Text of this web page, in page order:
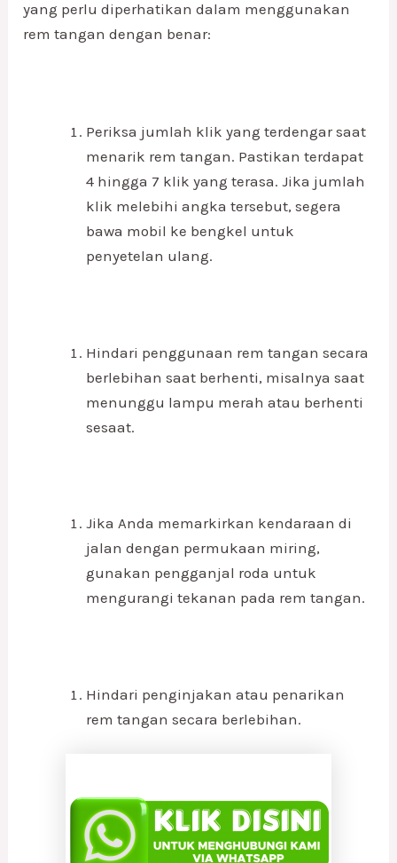
yang perlu diperhatikan dalam menggunakan
rem tangan dengan benar:
Periksa jumlah klik yang terdengar saat
menarik rem tangan. Pastikan terdapat
4 hingga 7 klik yang terasa. Jika jumlah
klik melebihi angka tersebut, segera
bawa mobil ke bengkel untuk
penyetelan ulang.
Hindari penggunaan rem tangan secara
berlebihan saat berhenti, misalnya saat
menunggu lampu merah atau berhenti
sesaat.
Jika Anda memarkirkan kendaraan di
jalan dengan permukaan miring,
gunakan pengganjal roda untuk
mengurangi tekanan pada rem tangan.
Hindari penginjakan atau penarikan
rem tangan secara berlebihan.